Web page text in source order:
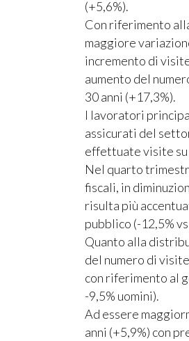
(+5,6%).
Con riferimento
maggiore
incremento di
aumento del
30 anni (+17,3%).
I lavoratori
assicurati del
effettuate visite su
Nel quarto
fiscali, in
risulta più
pubblico (-12,5%
Quanto alla
del numero di
con riferimento al
-9,5% uomini).
Ad essere
anni (+5,9%) con